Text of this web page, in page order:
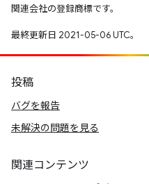
関連会社の登録商標です。
最終更新日 2021-05-06 UTC。
投稿
バグを報告
未解決の問題を見る
関連コンテンツ